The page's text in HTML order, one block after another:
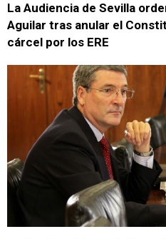
La Audiencia de Sevilla
Aguilar tras anular el
cárcel por los ERE